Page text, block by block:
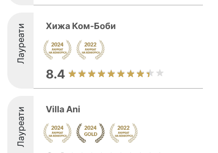
Лауреати Хижа Ком-Боби
8.4
Лауреати Villa Ani